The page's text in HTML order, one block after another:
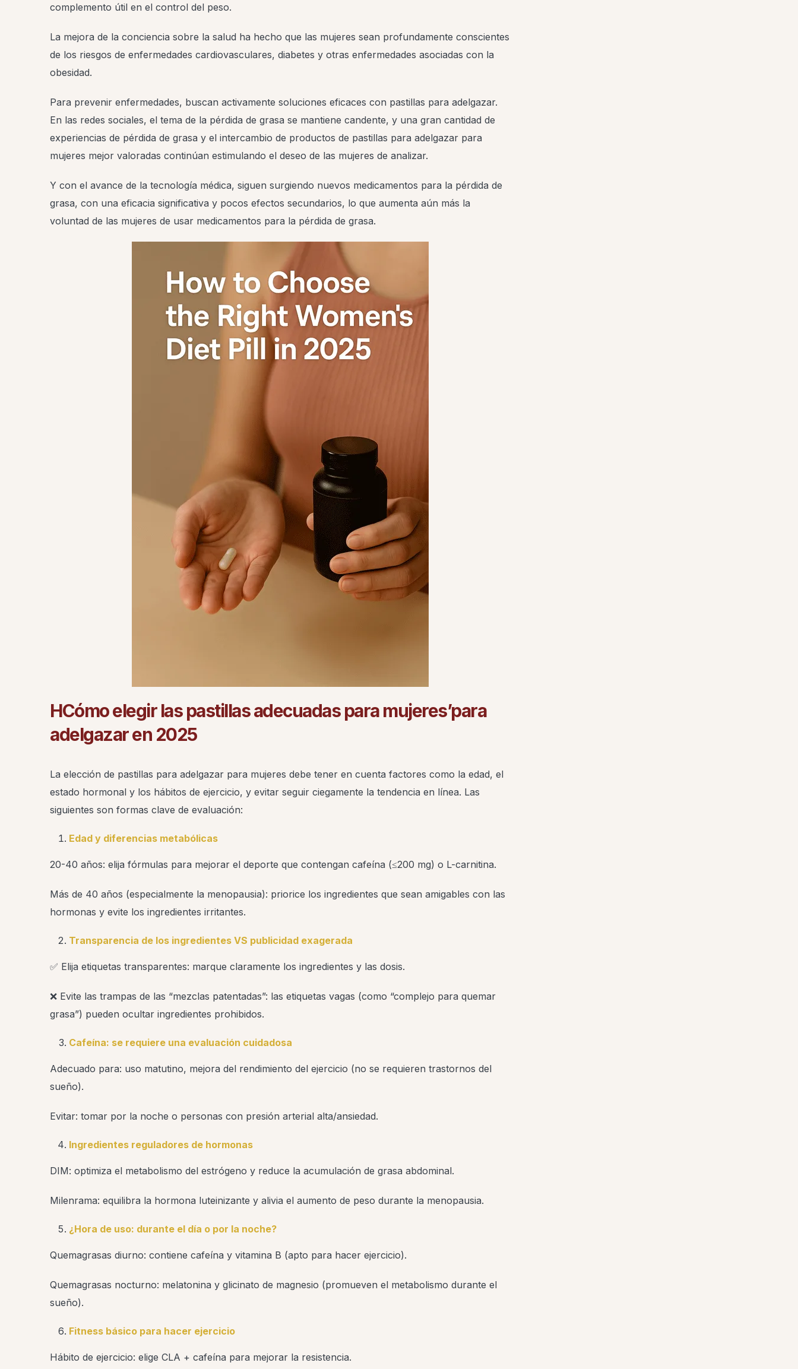
complemento útil en el control del peso.
La mejora de la conciencia sobre la salud ha hecho que las mujeres sean profundamente conscientes
de los riesgos de enfermedades cardiovasculares, diabetes y otras enfermedades asociadas con la
obesidad.
Para prevenir enfermedades, buscan activamente soluciones eficaces con pastillas para adelgazar.
En las redes sociales, el tema de la pérdida de grasa se mantiene candente, y una gran cantidad de
experiencias de pérdida de grasa y el intercambio de productos de pastillas para adelgazar para
mujeres mejor valoradas continúan estimulando el deseo de las mujeres de analizar.
Y con el avance de la tecnología médica, siguen surgiendo nuevos medicamentos para la pérdida de
grasa, con una eficacia significativa y pocos efectos secundarios, lo que aumenta aún más la
voluntad de las mujeres de usar medicamentos para la pérdida de grasa.
HCómo elegir las pastillas adecuadas para mujeres’para
adelgazar en 2025
La elección de pastillas para adelgazar para mujeres debe tener en cuenta factores como la edad, el
estado hormonal y los hábitos de ejercicio, y evitar seguir ciegamente la tendencia en línea. Las
siguientes son formas clave de evaluación:
Edad y diferencias metabólicas
20-40 años: elija fórmulas para mejorar el deporte que contengan cafeína (≤200 mg) o L-carnitina.
Más de 40 años (especialmente la menopausia): priorice los ingredientes que sean amigables con las
hormonas y evite los ingredientes irritantes.
Transparencia de los ingredientes VS publicidad exagerada
✅ Elija etiquetas transparentes: marque claramente los ingredientes y las dosis.
❌ Evite las trampas de las “mezclas patentadas”: las etiquetas vagas (como “complejo para quemar
grasa”) pueden ocultar ingredientes prohibidos.
Cafeína: se requiere una evaluación cuidadosa
Adecuado para: uso matutino, mejora del rendimiento del ejercicio (no se requieren trastornos del
sueño).
Evitar: tomar por la noche o personas con presión arterial alta/ansiedad.
Ingredientes reguladores de hormonas
DIM: optimiza el metabolismo del estrógeno y reduce la acumulación de grasa abdominal.
Milenrama: equilibra la hormona luteinizante y alivia el aumento de peso durante la menopausia.
¿Hora de uso: durante el día o por la noche?
Quemagrasas diurno: contiene cafeína y vitamina B (apto para hacer ejercicio).
Quemagrasas nocturno: melatonina y glicinato de magnesio (promueven el metabolismo durante el
sueño).
Fitness básico para hacer ejercicio
Hábito de ejercicio: elige CLA + cafeína para mejorar la resistencia.